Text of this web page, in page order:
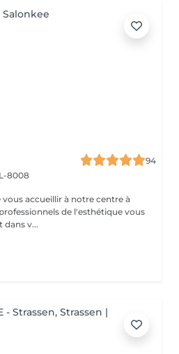
94
8008
accueillir à notre centre à
v...